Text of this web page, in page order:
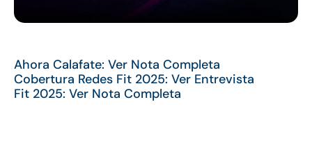
Ahora Calafate: Ver Nota Completa
Cobertura Redes Fit 2025: Ver Entrevista
Fit 2025: Ver Nota Completa